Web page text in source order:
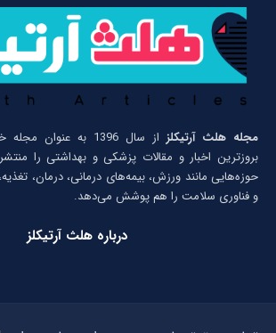
مجله هلث آرتیکلز
از سال 1396 به
بروزترین اخبار و مقالات پزشکی و بهداشتی را
حوزه‌هایی مانند ورزش، بیمه‌های درمانی، درمان،
و فناوری سلامت را هم پوشش می‌دهد.
درباره هلث آرتیکلز